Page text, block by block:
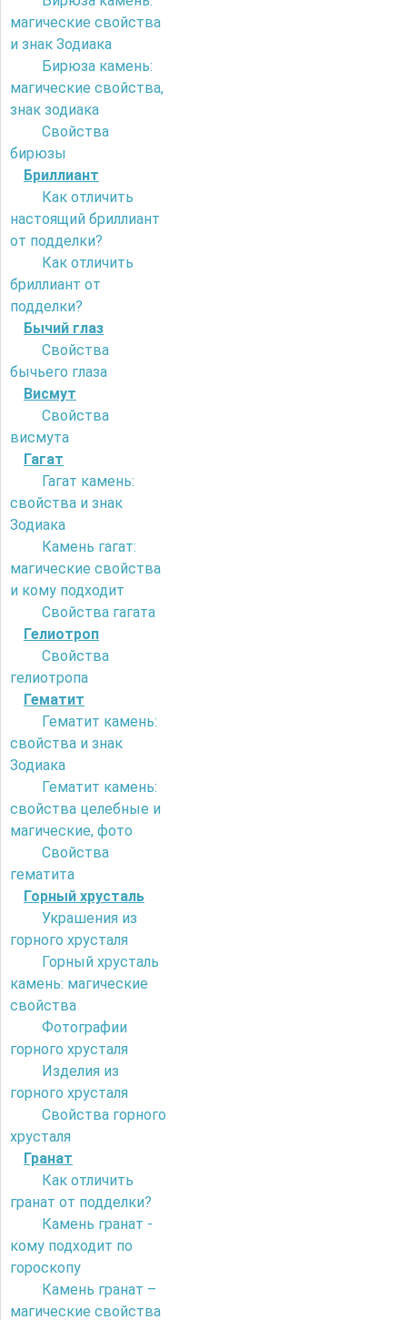
магические свойства
и знак Зодиака
Бирюза камень:
магические свойства,
знак зодиака
Свойства
бирюзы
Бриллиант
Как отличить
настоящий бриллиант
от подделки?
Как отличить
бриллиант от
подделки?
Бычий глаз
Свойства
бычьего глаза
Висмут
Свойства
висмута
Гагат
Гагат камень:
свойства и знак
Зодиака
Камень гагат:
магические свойства
и кому подходит
Свойства гагата
Гелиотроп
Свойства
гелиотропа
Гематит
Гематит камень:
свойства и знак
Зодиака
Гематит камень:
свойства целебные и
магические, фото
Свойства
гематита
Горный хрусталь
Украшения из
горного хрусталя
Горный хрусталь
камень: магические
свойства
Фотографии
горного хрусталя
Изделия из
горного хрусталя
Свойства горного
хрусталя
Гранат
Как отличить
гранат от подделки?
Камень гранат -
кому подходит по
гороскопу
Камень гранат –
магические свойства